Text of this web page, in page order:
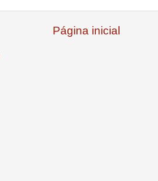
Página inicial